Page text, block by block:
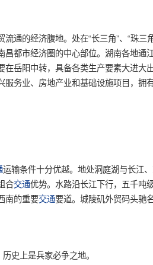
的经济腹地。处在“长三角”、“珠三
昌都市经济圈的中心部位。湖南各地通
在岳阳中转，具备各类生产要素大进大
服务业、房地产业和基础设施项目，拥
运输条件十分优越。地处洞庭湖与长江
合交通优势。水路沿长江下行，五千吨
南的重要交通要道。城陵矶外贸码头驰
史上是兵家必争之地。